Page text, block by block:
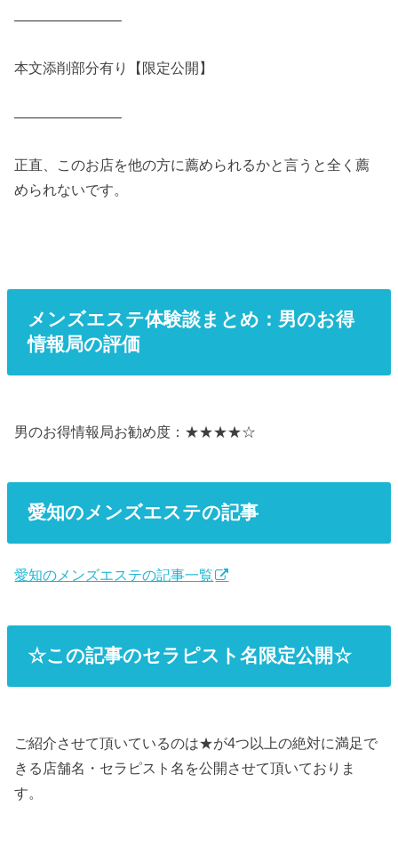
———————–
本文添削部分有り【限定公開】
———————–
正直、このお店を他の方に薦められるかと言うと全く薦
められないです。
メンズエステ体験談まとめ：男のお得
情報局の評価
男のお得情報局お勧め度：★★★★☆
愛知のメンズエステの記事
愛知のメンズエステの記事一覧
☆この記事のセラピスト名限定公開☆
ご紹介させて頂いているのは★が4つ以上の絶対に満足で
きる店舗名・セラピスト名を公開させて頂いておりま
す。